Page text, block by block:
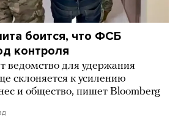
боится, что ФСБ
контроля
ведомство для удержания
склоняется к усилению
и общество, пишет Bloomberg